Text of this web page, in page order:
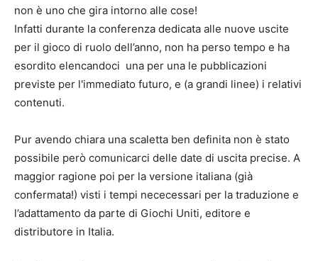
non è uno che gira intorno alle cose!
Infatti durante la conferenza dedicata alle nuove uscite
per il gioco di ruolo dell’anno, non ha perso tempo e ha
esordito elencandoci una per una le pubblicazioni
previste per l'immediato futuro, e (a grandi linee) i relativi
contenuti.
Pur avendo chiara una scaletta ben definita non è stato
possibile però comunicarci delle date di uscita precise. A
maggior ragione poi per la versione italiana (già
confermata!) visti i tempi nececessari per la traduzione e
l’adattamento da parte di Giochi Uniti, editore e
distributore in Italia.